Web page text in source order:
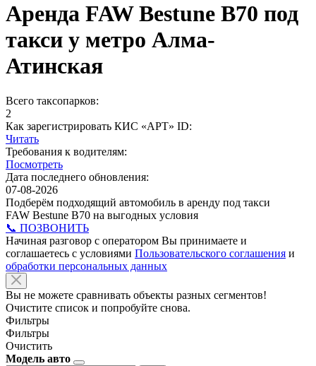
Аренда FAW Bestune B70 под
такси у метро Алма-
Атинская
Всего таксопарков:
2
Как зарегистрировать КИС «АРТ» ID:
Читать
Требования к водителям:
Посмотреть
Дата последнего обновления:
07-08-2026
Подберём подходящий автомобиль в аренду под такси
FAW Bestune B70 на выгодных условия
📞 ПОЗВОНИТЬ
Начиная разговор с оператором Вы принимаете и
соглашаетесь с условиями Пользовательского соглашения и
обработки персональных данных
Вы не можете сравнивать объекты разных сегментов!
Очистите список и попробуйте снова.
Фильтры
Фильтры
Очистить
Модель авто